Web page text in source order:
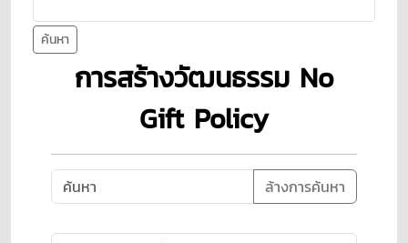
ค้นหา
การสร้างวัฒนธรรม No
Gift Policy
ล้างการค้นหา